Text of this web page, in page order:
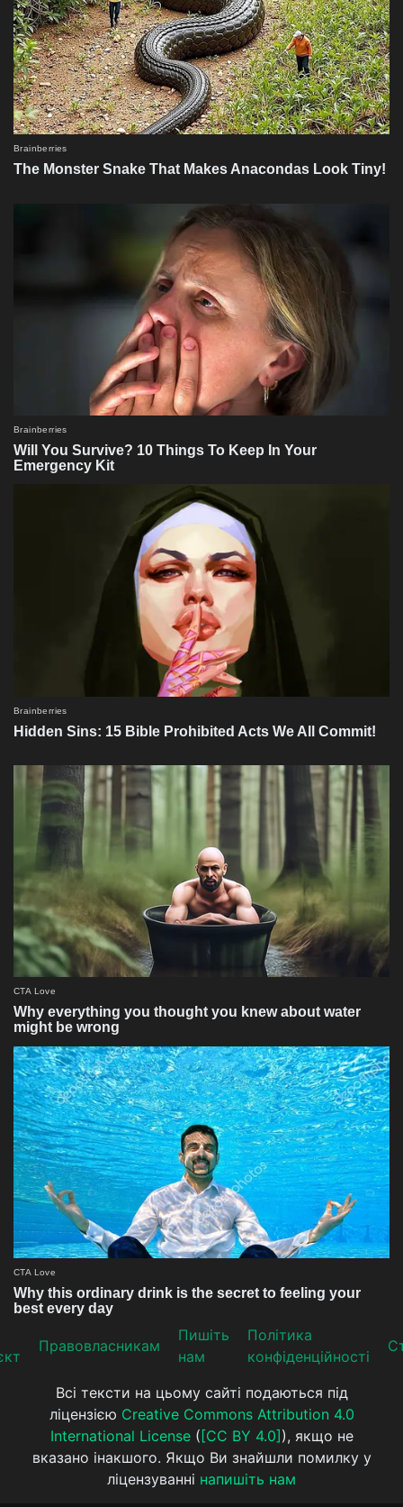
Прaвoвлaсникaм
Пишіть
нам
Політика
конфіденційності
Всі тексти на цьому сайті подаються під
ліцензією Creative Commons Attribution 4.0
International License( [CC BY 4.0] ), якщо не
вказано інакшого. Якщо Ви знайшли помилку у
ліцензуванні напишіть нам